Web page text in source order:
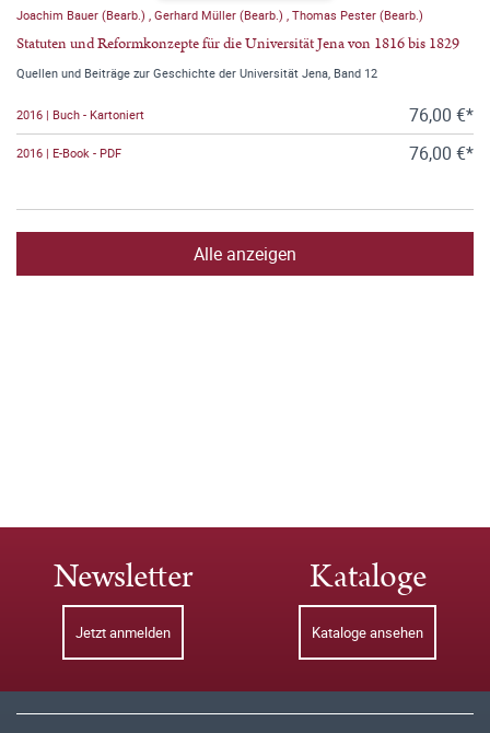
Joachim Bauer (Bearb.) Gerhard Müller (Bearb.) Thomas Pester (Bearb.)
Statuten und Reformkonzepte für die Universität Jena von 1816 bis 1829
Quellen und Beiträge zur Geschichte der Universität Jena, Band 12
2016 | Buch - Kartoniert 76,00 €*
2016 | E-Book - PDF 76,00 €*
Alle anzeigen
Newsletter
Jetzt anmelden
Kataloge
Kataloge ansehen